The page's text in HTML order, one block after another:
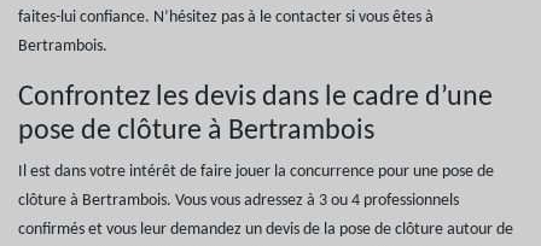
faites-lui confiance. N’hésitez pas à le contacter si vous êtes à
Bertrambois.
Confrontez les devis dans le cadre d’une
pose de clôture à Bertrambois
Il est dans votre intérêt de faire jouer la concurrence pour une pose de
clôture à Bertrambois. Vous vous adressez à 3 ou 4 professionnels
confirmés et vous leur demandez un devis de la pose de clôture autour de